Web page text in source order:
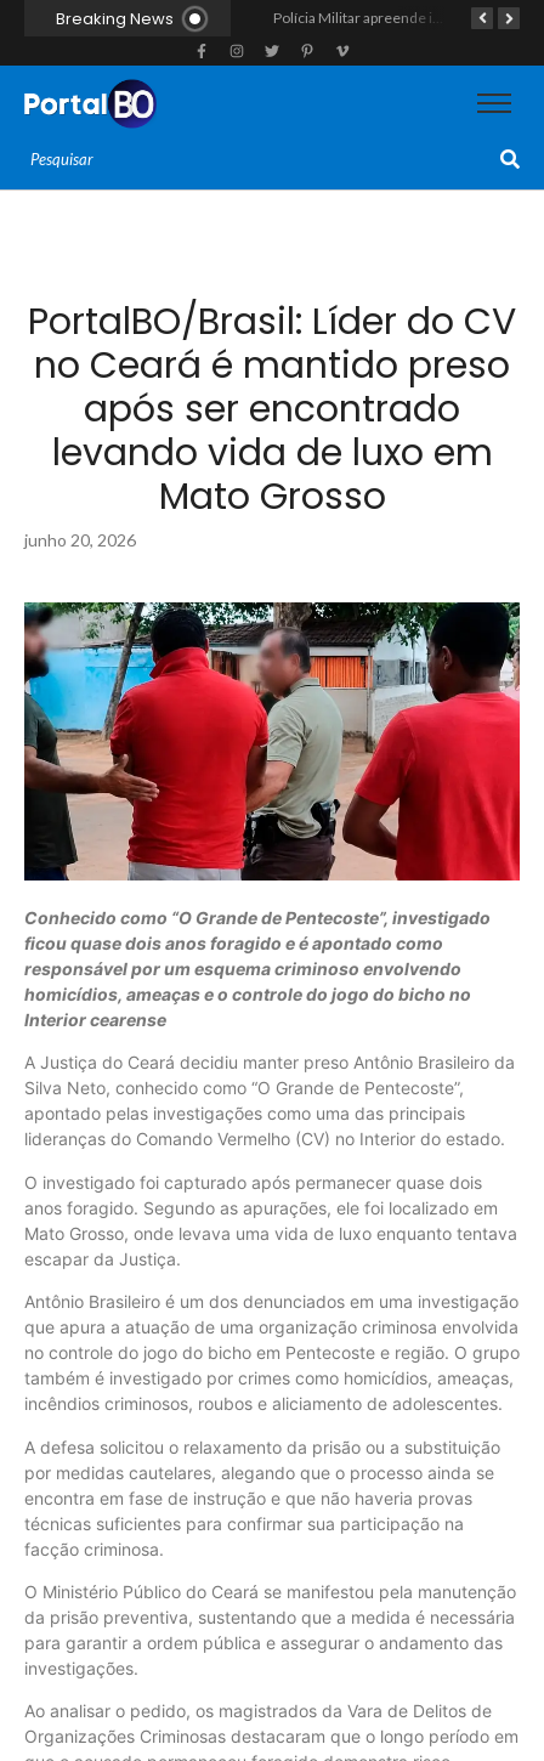
Breaking News Polícia vai cumprir mandado e acaba estourando esquema de tráfico com drogas escondidas dentro de urso de pelúcia em João Câmara
PortalBO/Brasil: Líder do CV
no Ceará é mantido preso
após ser encontrado
levando vida de luxo em
Mato Grosso
junho 20, 2026
Conhecido como “O Grande de Pentecoste”, investigado
ficou quase dois anos foragido e é apontado como
responsável por um esquema criminoso envolvendo
homicídios, ameaças e o controle do jogo do bicho no
Interior cearense
A Justiça do Ceará decidiu manter preso Antônio Brasileiro da
Silva Neto, conhecido como “O Grande de Pentecoste”,
apontado pelas investigações como uma das principais
lideranças do Comando Vermelho (CV) no Interior do estado.
O investigado foi capturado após permanecer quase dois
anos foragido. Segundo as apurações, ele foi localizado em
Mato Grosso, onde levava uma vida de luxo enquanto tentava
escapar da Justiça.
Antônio Brasileiro é um dos denunciados em uma investigação
que apura a atuação de uma organização criminosa envolvida
no controle do jogo do bicho em Pentecoste e região. O grupo
também é investigado por crimes como homicídios, ameaças,
incêndios criminosos, roubos e aliciamento de adolescentes.
A defesa solicitou o relaxamento da prisão ou a substituição
por medidas cautelares, alegando que o processo ainda se
encontra em fase de instrução e que não haveria provas
técnicas suficientes para confirmar sua participação na
facção criminosa.
O Ministério Público do Ceará se manifestou pela manutenção
da prisão preventiva, sustentando que a medida é necessária
para garantir a ordem pública e assegurar o andamento das
investigações.
Ao analisar o pedido, os magistrados da Vara de Delitos de
Organizações Criminosas destacaram que o longo período em